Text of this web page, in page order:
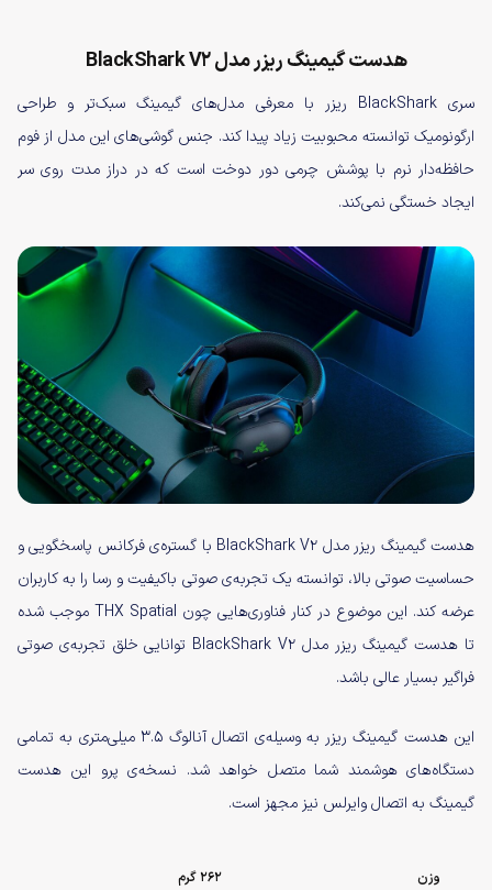
هدست گیمینگ ریزر مدل BlackShark V2
سری BlackShark ریزر با معرفی مدل‌های گیمینگ سبک‌تر و طراحی
ارگونومیک توانسته محبوبیت زیاد پیدا کند. جنس گوشی‌های این مدل از فوم
حافظه‌دار نرم با پوشش چرمی دور دوخت است که در دراز مدت روی سر
ایجاد خستگی نمی‌کند.
هدست گیمینگ ریزر مدل BlackShark V2 با گستره‌ی فرکانس پاسخگویی و
حساسیت صوتی بالا، توانسته یک تجربه‌ی صوتی باکیفیت و رسا را به کاربران
عرضه کند. این موضوع در کنار فناوری‌هایی چون THX Spatial موجب شده
تا هدست گیمینگ ریزر مدل BlackShark V2 توانایی خلق تجربه‌ی صوتی
فراگیر بسیار عالی باشد.
این هدست گیمینگ ریزر به وسیله‌ی اتصال آنالوگ ۳.۵ میلی‌متری به تمامی
دستگاه‌های هوشمند شما متصل خواهد شد. نسخه‌ی پرو این هدست
گیمینگ به اتصال وایرلس نیز مجهز است.
وزن ۲۶۲ گرم